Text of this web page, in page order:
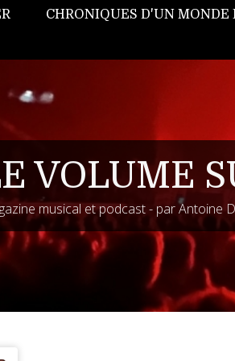
CHRONIQUES D'UN MONDE
VOLUME
musical et podcast - par Antoine